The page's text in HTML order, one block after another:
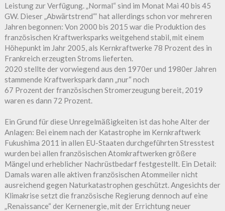
Leistung zur Verfügung. „Normal“ sind im Monat Mai 40 bis 45
GW. Dieser „Abwärtstrend“‘ hat allerdings schon vor mehreren
Jahren begonnen: Von 2000 bis 2015 war die Produktion des
französischen Kraftwerksparks weitgehend stabil, mit einem
Höhepunkt im Jahr 2005, als Kernkraftwerke 78 Prozent des in
Frankreich erzeugten Stroms lieferten.
2020 stellte der vorwiegend aus den 1970er und 1980er Jahren
stammende Kraftwerkspark dann „nur“ noch
67 Prozent der französischen Stromerzeugung bereit, 2019
waren es dann 72 Prozent.
Ein Grund für diese Unregelmäßigkeiten ist das hohe Alter der
Anlagen: Bei einem nach der Katastrophe im Kernkraftwerk
Fukushima 2011 in allen EU-Staaten durchgeführten Stresstest
wurden bei allen französischen Atomkraftwerken größere
Mängel und erheblicher Nachrüstbedarf festgestellt. Ein Detail:
Damals waren alle aktiven französischen Atommeiler nicht
ausreichend gegen Naturkatastrophen geschützt. Angesichts der
Klimakrise setzt die französische Regierung dennoch auf eine
„Renaissance“ der Kernenergie, mit der Errichtung neuer